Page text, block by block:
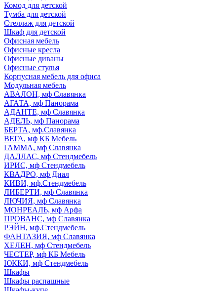
Комод для детской
Тумба для детской
Стеллаж для детской
Шкаф для детской
Офисная мебель
Офисные кресла
Офисные диваны
Офисные стулья
Корпусная мебель для офиса
Модульная мебель
АВАЛОН, мф Славянка
АГАТА, мф Панорама
АДАНТЕ, мф Славянка
АДЕЛЬ, мф Панорама
БЕРТА, мф.Славянка
ВЕГА, мф КБ Мебель
ГАММА, мф Славянка
ДАЛЛАС, мф Стендмебель
ИРИС, мф Стендмебель
КВАДРО, мф Диал
КИВИ, мф.Стендмебель
ЛИБЕРТИ, мф Славянка
ЛЮЧИЯ, мф Славянка
МОНРЕАЛЬ, мф Арфа
ПРОВАНС, мф Славянка
РЭЙН, мф.Стендмебель
ФАНТАЗИЯ, мф Славянка
ХЕЛЕН, мф Стендмебель
ЧЕСТЕР, мф КБ Мебель
ЮККИ, мф Стендмебель
Шкафы
Шкафы распашные